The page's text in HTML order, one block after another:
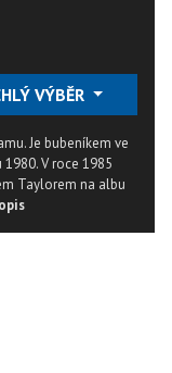
VÝBĚR
Je bubeníkem ve
V roce 1985
Taylorem na albu